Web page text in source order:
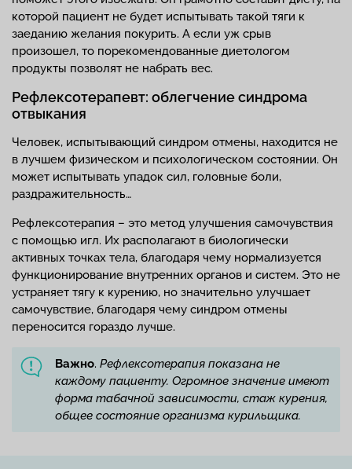
которой пациент не будет испытывать такой тяги к
заеданию желания покурить. А если уж срыв
произошел, то порекомендованные диетологом
продукты позволят не набрать вес.
Рефлексотерапевт: облегчение синдрома
отвыкания
Человек, испытывающий синдром отмены, находится не
в лучшем физическом и психологическом состоянии. Он
может испытывать упадок сил, головные боли,
раздражительность…
Рефлексотерапия – это метод улучшения самочувствия
с помощью игл. Их располагают в биологически
активных точках тела, благодаря чему нормализуется
функционирование внутренних органов и систем. Это не
устраняет тягу к курению, но значительно улучшает
самочувствие, благодаря чему синдром отмены
переносится гораздо лучше.
Важно. Рефлексотерапия показана не
каждому пациенту. Огромное значение имеют
форма табачной зависимости, стаж курения,
общее состояние организма курильщика.